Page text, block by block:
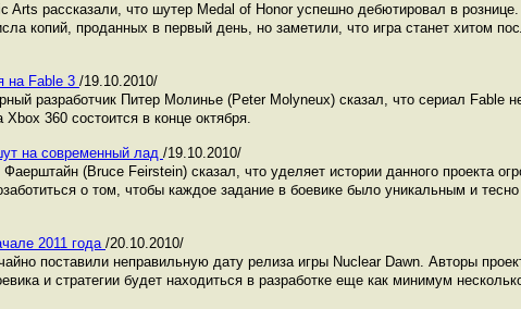
Arts рассказали, что шутер Medal of Honor успешно дебютировал в
копий, проданных в первый день, но заметили, что игра станет хитом
на Fable 3 /19.10.2010/
разработчик Питер Молинье (Peter Molyneux) сказал, что сериал Fable
Xbox 360 состоится в конце октября.
на современный лад /19.10.2010/
(Bruce Feirstein) сказал, что уделяет истории данного проекта
о том, чтобы каждое задание в боевике было уникальным и
2011 года /20.10.2010/
поставили неправильную дату релиза игры Nuclear Dawn. Авторы
и стратегии будет находиться в разработке еще как минимум